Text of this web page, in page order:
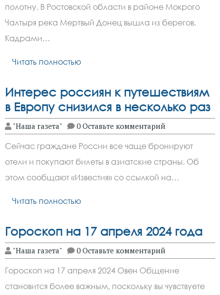
полотну. В Ростовской области в районе Мокрого
Чалтыря река Мертвый Донец вышла из берегов.
Кадрами…
Читать полностью
Интерес россиян к путешествиям
в Европу снизился в несколько раз
"Наша газета" 0 Оставьте комментарий
Сейчас граждане России все чаще бронируют
отели и покупают билеты в азиатские страны. Об
этом сообщают «Известия» со ссылкой на…
Читать полностью
Гороскоп на 17 апреля 2024 года
"Наша газета" 0 Оставьте комментарий
Гороскоп на 17 апреля 2024 Овен Общение
становится более важным, поскольку вы чувствуете